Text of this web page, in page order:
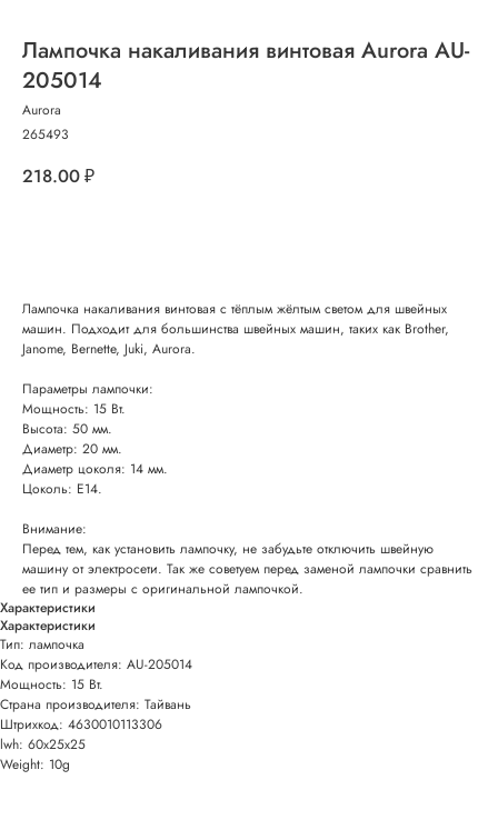
Лампочка накаливания винтовая Aurora AU-
205014
Aurora
265493
218.00₽
Лампочка накаливания винтовая с тёплым жёлтым светом для швейных
машин. Подходит для большинства швейных машин, таких как Brother,
Janome, Bernette, Juki, Aurora.
Параметры лампочки:
Мощность: 15 Вт.
Высота: 50 мм.
Диаметр: 20 мм.
Диаметр цоколя: 14 мм.
Цоколь: Е14.
Внимание:
Перед тем, как установить лампочку, не забудьте отключить швейную
машину от электросети. Так же советуем перед заменой лампочки сравнить
ее тип и размеры с оригинальной лампочкой.
Характеристики
Характеристики
Тип: лампочка
Код производителя: AU-205014
Мощность: 15 Вт.
Страна производителя: Тайвань
Штрихкод: 4630010113306
lwh: 60x25x25
Weight: 10g